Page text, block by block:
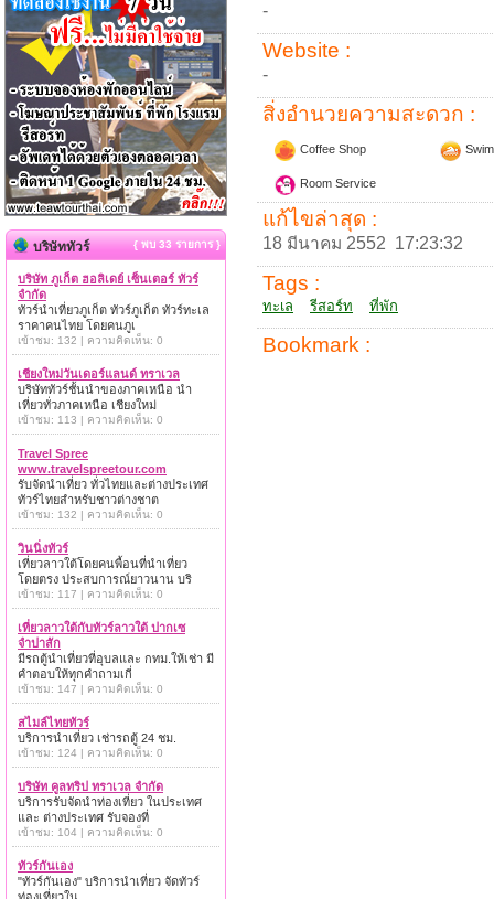
-
Website :
-
สิ่งอำนวยความสะดวก :
Coffee Shop
Room Service
แก้ไขล่าสุด :
18 มีนาคม 2552 17:23:32
Tags :
ทะเล รีสอร์ท ที่พัก
Bookmark :
บริษัททัวร์ { พบ 33 รายการ }
บริษัท ภูเก็ต ฮอลิเดย์ เซ็นเตอร์ ทัวร์
จำกัด
ทัวร์นำเที่ยวภูเก็ต ทัวร์ภูเก็ต ทัวร์ทะเล
ราคาคนไทย โดยคนภูเ
เข้าชม: 132 | ความคิดเห็น: 0
เชียงใหม่วันเดอร์แลนด์ ทราเวล
บริษัททัวร์ชั้นนำของภาคเหนือ นำ
เที่ยวทั่วภาคเหนือ เชียงใหม่
เข้าชม: 113 | ความคิดเห็น: 0
Travel Spree
www.travelspreetour.com
รับจัดนำเที่ยว ทั่วไทยและต่างประเทศ
ทัวร์ไทยสำหรับชาวต่างชาต
เข้าชม: 132 | ความคิดเห็น: 0
วินนิ่งทัวร์
เที่ยวลาวใต้โดยคนพื้อนที่นำเที่ยว
โดยตรง ประสบการณ์ยาวนาน บริ
เข้าชม: 117 | ความคิดเห็น: 0
เที่ยวลาวใต้กับทัวร์ลาวใต้ ปากเซ
จำปาสัก
มีรถตู้นำเที่ยวที่อุบลและ กทม.ให้เช่า มี
คำตอบให้ทุกคำถามเกี่
เข้าชม: 147 | ความคิดเห็น: 0
สไมล์ไทยทัวร์
บริการนำเที่ยว เช่ารถตู้ 24 ชม.
เข้าชม: 124 | ความคิดเห็น: 0
บริษัท คูลทริป ทราเวล จำกัด
บริการรับจัดนำท่องเที่ยว ในประเทศ
และ ต่างประเทศ รับจองที่
เข้าชม: 104 | ความคิดเห็น: 0
ทัวร์กันเอง
"ทัวร์กันเอง" บริการนำเที่ยว จัดทัวร์